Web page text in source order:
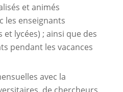
et animés
les enseignants
lycées) ; ainsi que des
pendant les vacances
avec la